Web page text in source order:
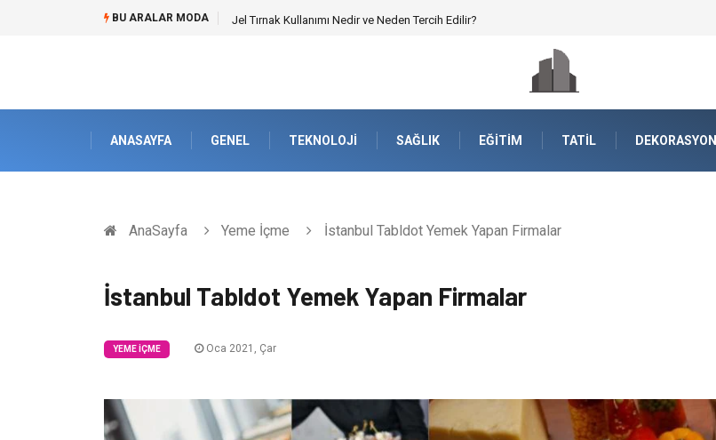
BU ARALAR MODA Rss3 ile Otomotiv ve Lastik Sanayisinde Yüksek Mukavemet
ANASAYFA GENEL TEKNOLOJI SAĞLIK EĞITIM TATIL DEKORASYON
AnaSayfa Yeme İçme İstanbul Tabldot Yemek Yapan Firmalar
İstanbul Tabldot Yemek Yapan Firmalar
YEME İÇME Oca 2021, Çar